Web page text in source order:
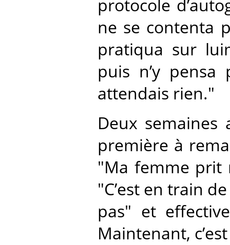
protocole
ne se contenta
pratiqua sur
puis n’y
attendais rien."
Deux
première à
"Ma femme prit
"C’est en train
pas" et
Maintenant,